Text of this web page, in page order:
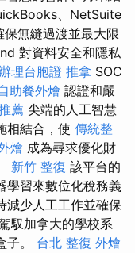
、NetSuite
無縫過渡並最大限
對資料安全和隱私
理台胞證 推拿 SOC
助餐外燴 認證和嚴
薦 尖端的人工智慧
相結合，使 傳統整
燴 成為尋求優化財
新竹 整復 該平台的
學習來數位化稅務義
減少人工工作並確保
馭加拿大的學校系
子。 台北 整復 外燴